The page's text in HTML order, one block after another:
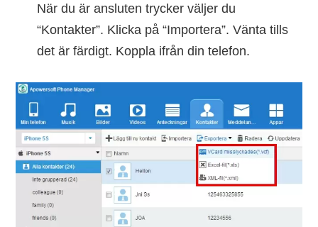
När du är ansluten trycker väljer du
“Kontakter”. Klicka på “Importera”. Vänta tills
det är färdigt. Koppla ifrån din telefon.